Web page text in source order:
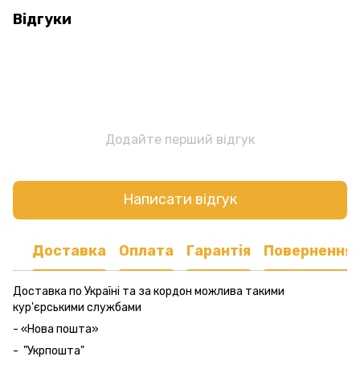
Відгуки
Додайте перший відгук
Написати відгук
Доставка Оплата Гарантія Повернення
Доставка по Україні та за кордон можлива такими
кур'єрськими службами
- «Нова пошта»
- "Укрпошта"